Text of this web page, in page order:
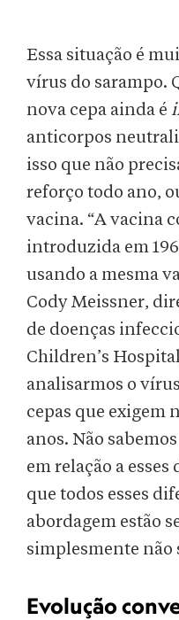
Essa situação é
vírus do sarampo.
nova cepa ainda é
anticorpos
isso que não
reforço todo ano,
vacina. “A vacina
introduzida em
usando a mesma
Cody Meissner,
de doenças
Children’s
analisarmos o
cepas que exigem
anos. Não
em relação a
que todos esses
abordagem estão
simplesmente não
Evolução